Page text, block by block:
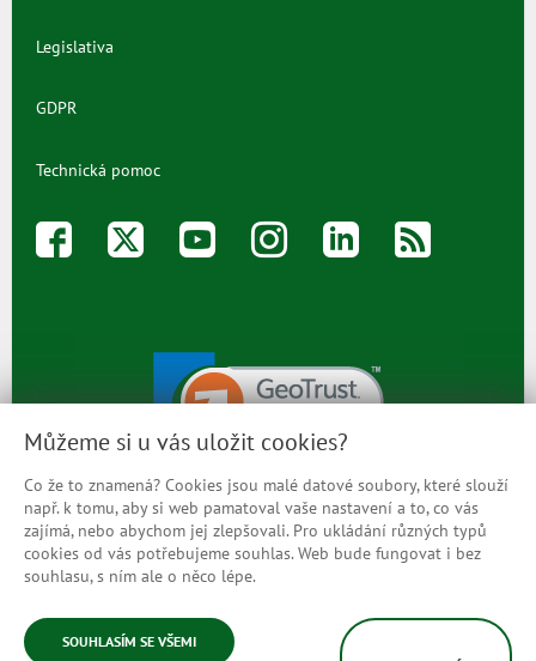
Legislativa
GDPR
Technická pomoc
Prohlášení o přístupnosti
Mapa stránek
Můžeme si u vás uložit cookies?
Co že to znamená? Cookies jsou malé datové soubory, které slouží
např. k tomu, aby si web pamatoval vaše nastavení a to, co vás
zajímá, nebo abychom jej zlepšovali. Pro ukládání různých typů
cookies od vás potřebujeme souhlas. Web bude fungovat i bez
souhlasu, s ním ale o něco lépe.
SOUHLASÍM SE VŠEMI